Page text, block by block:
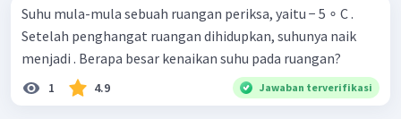
Suhu mula-mula sebuah ruangan periksa, yaitu − 5 ∘ C .
Setelah penghangat ruangan dihidupkan, suhunya naik
menjadi . Berapa besar kenaikan suhu pada ruangan?
1 4.9 Jawaban terverifikasi